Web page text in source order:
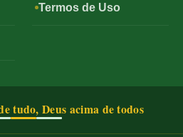
Termos de Uso
Deus acima de todos